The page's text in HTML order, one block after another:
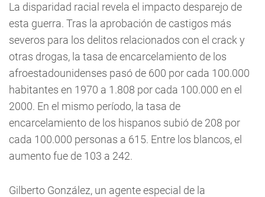
La disparidad racial revela el impacto desparejo de
esta guerra. Tras la aprobación de castigos más
severos para los delitos relacionados con el crack y
otras drogas, la tasa de encarcelamiento de los
afroestadounidenses pasó de 600 por cada 100.000
habitantes en 1970 a 1.808 por cada 100.000 en el
2000. En el mismo período, la tasa de
encarcelamiento de los hispanos subió de 208 por
cada 100.000 personas a 615. Entre los blancos, el
aumento fue de 103 a 242.
Gilberto González, un agente especial de la